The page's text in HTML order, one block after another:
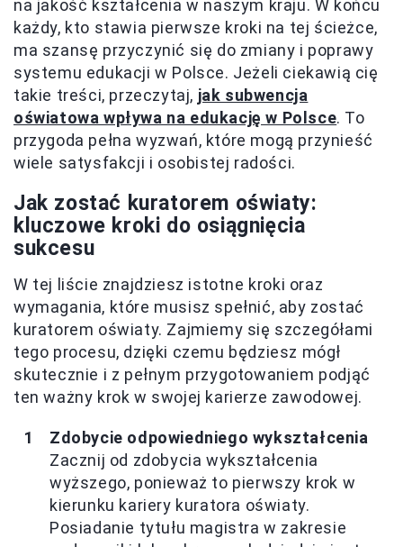
na jakość kształcenia w naszym kraju. W końcu
każdy, kto stawia pierwsze kroki na tej ścieżce,
ma szansę przyczynić się do zmiany i poprawy
systemu edukacji w Polsce. Jeżeli ciekawią cię
takie treści, przeczytaj, jak subwencja
oświatowa wpływa na edukację w Polsce. To
przygoda pełna wyzwań, które mogą przynieść
wiele satysfakcji i osobistej radości.
Jak zostać kuratorem oświaty:
kluczowe kroki do osiągnięcia
sukcesu
W tej liście znajdziesz istotne kroki oraz
wymagania, które musisz spełnić, aby zostać
kuratorem oświaty. Zajmiemy się szczegółami
tego procesu, dzięki czemu będziesz mógł
skutecznie i z pełnym przygotowaniem podjąć
ten ważny krok w swojej karierze zawodowej.
Zdobycie odpowiedniego wykształcenia
Zacznij od zdobycia wykształcenia
wyższego, ponieważ to pierwszy krok w
kierunku kariery kuratora oświaty.
Posiadanie tytułu magistra w zakresie